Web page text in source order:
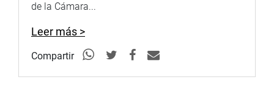
de la Cámara...
Leer más >
Compartir